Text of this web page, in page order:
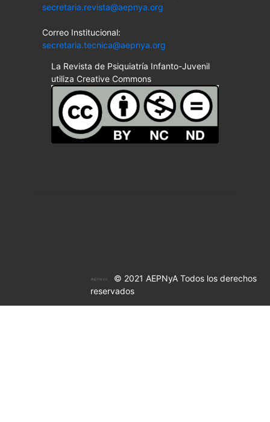
secretaria.revista@aepnya.org
Correo Institucional:
secretaria.tecnica@aepnya.org
La Revista de Psiquiatría Infanto-Juvenil
utiliza Creative Commons
© 2021 AEPNyA Todos los derechos
reservados